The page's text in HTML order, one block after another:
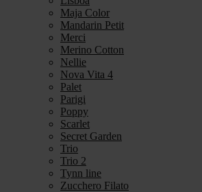
Maja Color
Mandarin Petit
Merci
Merino Cotton
Nellie
Nova Vita 4
Palet
Parigi
Poppy
Scarlet
Secret Garden
Trio
Trio 2
Tynn line
Zucchero Filato